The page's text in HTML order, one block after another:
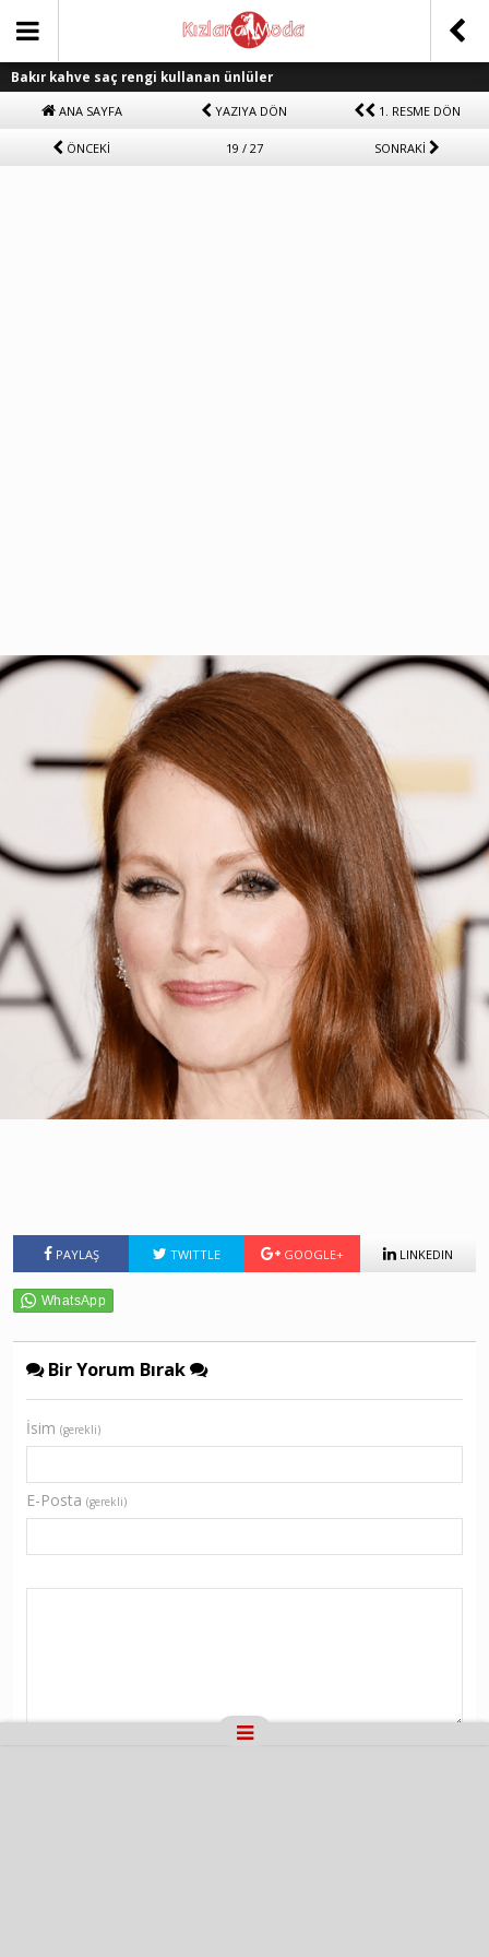
Bakır kahve saç rengi kullanan ünlüler
ANA SAYFA YAZIYA DÖN 1. RESME DÖN
ÖNCEKİ 19 / 27 SONRAKİ
PAYLAŞ TWITTLE GOOGLE+ LINKEDIN
Bir Yorum Bırak
İsim (gerekli)
E-Posta (gerekli)